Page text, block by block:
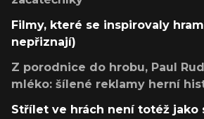
Filmy, které se inspirovaly
nepřiznají)
Z porodnice do hrobu, Paul
mléko: šílené reklamy herní
Střílet ve hrách není totéž jako